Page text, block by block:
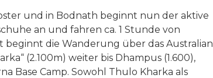
und in Bodnath beginnt nun der aktive
an und fahren ca. 1 Stunde von
beginnt die Wanderung über das Australian
(2.100m) weiter bis Dhampus (1.600),
Base Camp. Sowohl Thulo Kharka als